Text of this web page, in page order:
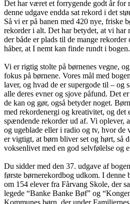
Det har været et forrygende godt år for
denne udgave endda sat rekord i det
Så vi er på banen med 420 nye, friske
rekorder i alt. Det har betydet, at vi har
der både er plads til de mange
håber, at I nemt kan finde rundt i bogen.
Vi er rigtig stolte på børnenes vegne,
fokus på børnene. Vores mål med
laver, og hvad de er supergode til – og
alle deres evner og sjove påfund. Det
de kan og gør, også betyder noget.
med rekordenergi og kreativitet, og det
spændende rekorder ud af. Vi oplever,
og ugeblade eller i radio og tv, hvor de
er vigtigt, at børn bliver set og hørt, så
voksenlivet med en god selvfølelse og
Du sidder med den 37. udgave af
første børnerekordbog udkom. I denne
om 154 elever fra Fårvang Skole, der
legede “Banke Banke Bøf” og
Kommunes børn, der under